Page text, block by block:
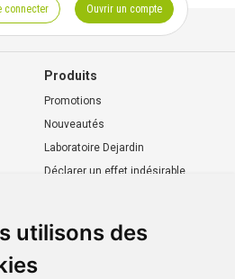
utilisons des
connecter Ouvrir un compte
Produits
Promotions
Nouveautés
Laboratoire Dejardin
Déclarer un effet indésirable